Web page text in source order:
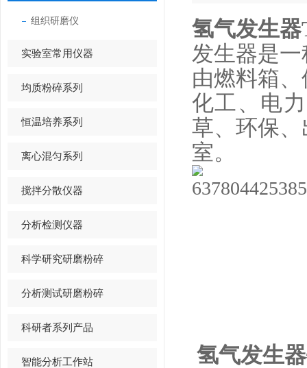
组织研磨仪
实验室常用仪器
均质粉碎系列
恒温培养系列
离心混匀系列
搅拌分散仪器
分析检测仪器
科学研究研磨粉碎
分析测试研磨粉碎
科研者系列产品
智能分析工作站
氢气发生
发生器是
由燃料箱
化工、电
草、环保
室。
氢气发生